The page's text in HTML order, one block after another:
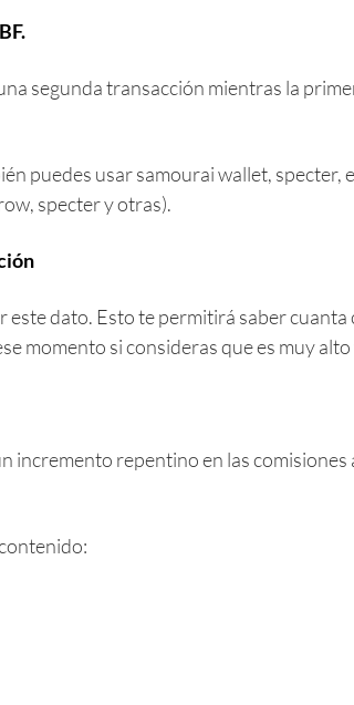
segunda transacción mientras la
puedes usar samourai wallet,
specter y otras).
este dato. Esto te permitirá saber
momento si consideras que es muy
repentino en las